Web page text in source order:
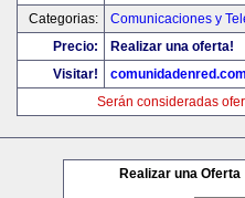
Categorias:
Comunicaciones y
Precio:
Realizar una oferta!
Visitar!
Serán consideradas
Realizar una Oferta